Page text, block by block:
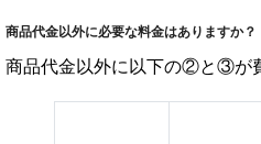
商品代金以外に必要な料金はありますか？
商品代金以外に以下の②と③が